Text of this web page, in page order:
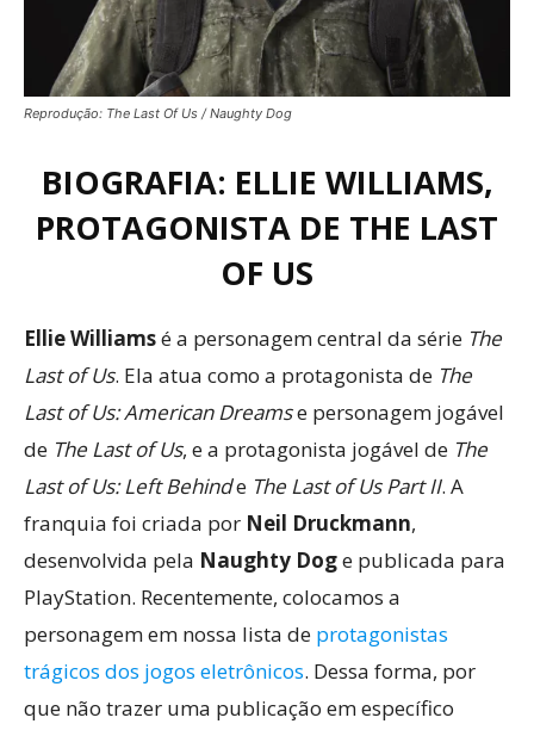
Reprodução: The Last Of Us / Naughty Dog
BIOGRAFIA: ELLIE WILLIAMS,
PROTAGONISTA DE THE LAST
OF US
Ellie Williamsé a personagem central da série The
Last of Us. Ela atua como a protagonista de The
Last of Us: American Dreamse personagem jogável
de The Last of Us, e a protagonista jogável de The
Last of Us: Left Behinde The Last of Us Part II. A
franquia foi criada por Neil Druckmann,
desenvolvida pela Naughty Doge publicada para
PlayStation. Recentemente, colocamos a
personagem em nossa lista de protagonistas
trágicos dos jogos eletrônicos. Dessa forma, por
que não trazer uma publicação em específico